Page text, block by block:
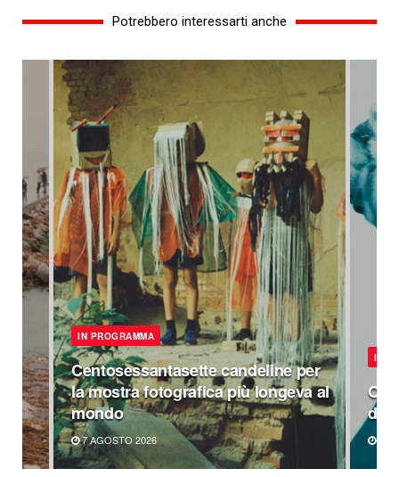
Potrebbero interessarti anche
IN PROGRAMMA
Centosessantasette candeline per
la mostra fotografica più longeva al
mondo
7 AGOSTO 2026
IN
di
6